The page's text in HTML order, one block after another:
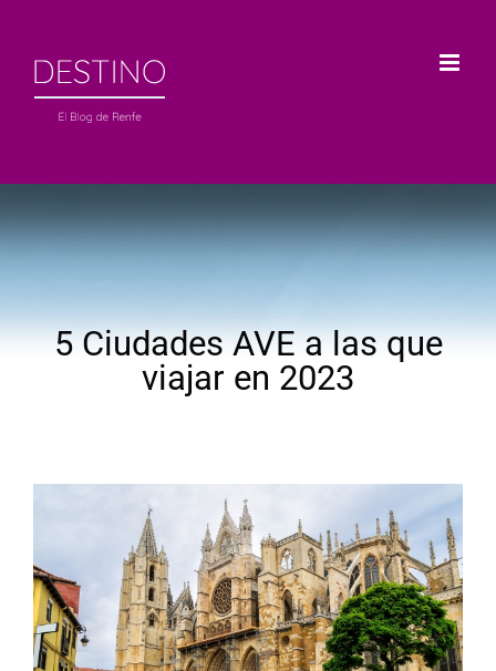
contenido
5 Ciudades AVE a las que
viajar en 2023